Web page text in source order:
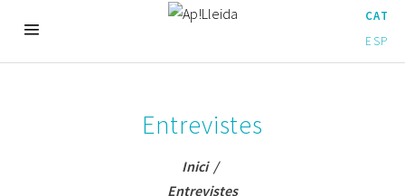
CAT
ESP
Entrevistes
Inici/
Entrevistes